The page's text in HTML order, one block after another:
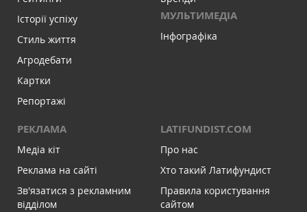
Історії успіху
Стиль життя
Агродебати
Картки
Репортажі
МУЛЬТИМЕДІА
Інфографіка
РЕКЛАМА
Медіа кіт
Реклама на сайті
Зв'язатися з рекламним
відділом
LATIFUNDIST.COM
Про нас
Хто такий Латифундист
Правила користування
сайтом